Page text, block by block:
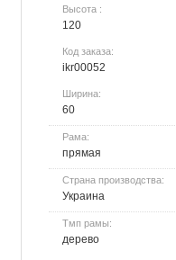
Высота :
120
Код заказа:
ikr00052
Ширина:
60
Рама:
прямая
Страна производства:
Украина
Тмп рамы:
дерево